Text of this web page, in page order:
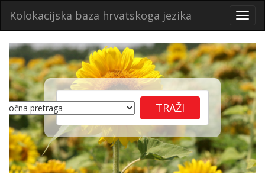
Kolokacijska baza hrvatskoga jezika